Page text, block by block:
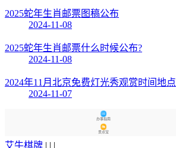
2025蛇年生肖邮票图稿公布
2024-11-08
2025蛇年生肖邮票什么时候公布?
2024-11-08
2024年11月北京免费灯光秀观赏时间地点
2024-11-07
办事指南
景点宝
艾牛棋牌 | | |